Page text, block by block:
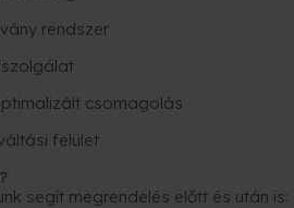
rendszer
csomagolás
felület
segít megrendelés előtt és után is: